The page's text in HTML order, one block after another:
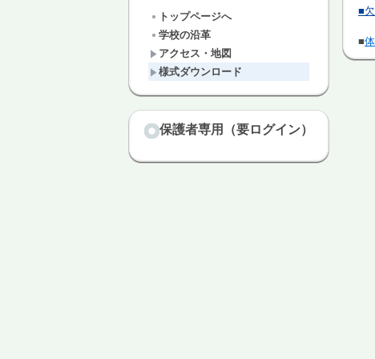
トップページへ
学校の沿革
アクセス・地図
様式ダウンロード
保護者専用（要ログイン）
■
■